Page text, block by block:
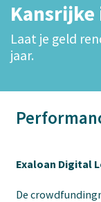
Kansrijke
Laat je geld
jaar.
Exaloan Digital
De